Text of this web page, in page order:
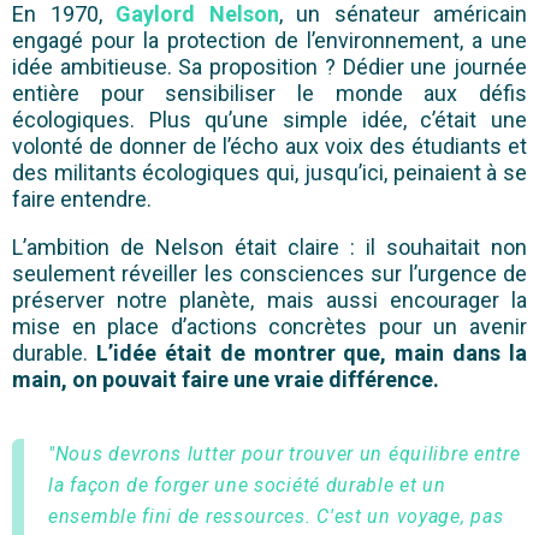
En 1970, Gaylord Nelson, un sénateur américain
engagé pour la protection de l’environnement, a une
idée ambitieuse. Sa proposition ? Dédier une journée
entière pour sensibiliser le monde aux défis
écologiques. Plus qu’une simple idée, c’était une
volonté de donner de l’écho aux voix des étudiants et
des militants écologiques qui, jusqu’ici, peinaient à se
faire entendre.
L’ambition de Nelson était claire : il souhaitait non
seulement réveiller les consciences sur l’urgence de
préserver notre planète, mais aussi encourager la
mise en place d’actions concrètes pour un avenir
durable. L’idée était de montrer que, main dans la
main, on pouvait faire une vraie différence.
"Nous devrons lutter pour trouver un équilibre entre
la façon de forger une société durable et un
ensemble fini de ressources. C'est un voyage, pas